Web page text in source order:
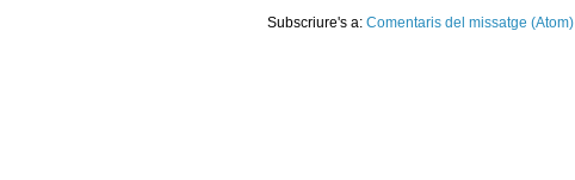
Subscriure's a: Comentaris del missatge (Atom)